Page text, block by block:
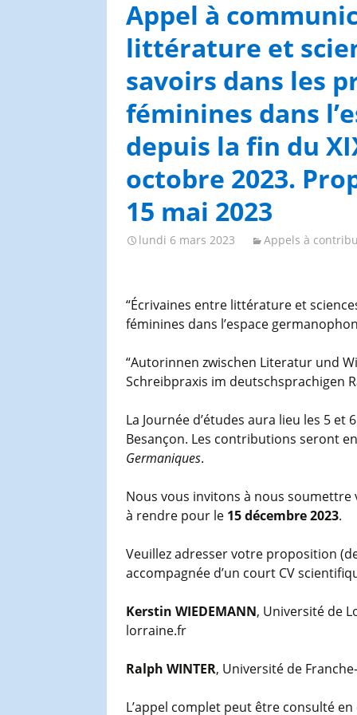
Appel à
littérature et
savoirs dans les
féminines dans
depuis la fin du
octobre 2023.
15 mai 2023
lundi 6 mars 2023 Appels à
“Écrivaines entre littérature et
féminines dans l’espace
“Autorinnen zwischen Literatur und
Schreibpraxis im deutschsprachigen
La Journée d’études aura lieu les 5 et
Besançon. Les contributions seront
Germaniques.
Nous vous invitons à nous soumettre
à rendre pour le 15 décembre 2023.
Veuillez adresser votre proposition
accompagnée d’un court CV
Kerstin WIEDEMANN, Université de
lorraine.fr
Ralph WINTER, Université de
L’appel complet peut être consulté